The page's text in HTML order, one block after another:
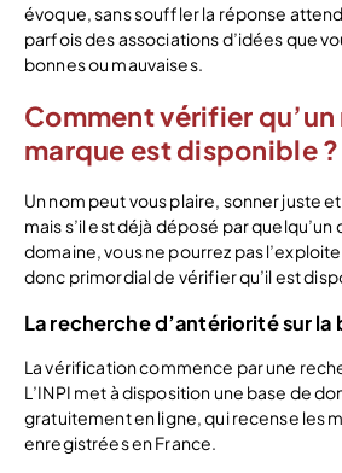
évoque, sans souffler la réponse
parfois des associations d’idées que
bonnes ou mauvaises.
Comment vérifier qu’un
marque est disponible ?
Un nom peut vous plaire, sonner juste
mais s’il est déjà déposé par quelqu’un
domaine, vous ne pourrez pas
donc primordial de vérifier qu’il est
La recherche d’antériorité sur la
La vérification commence par une
L’INPI met à disposition une base de
gratuitement en ligne, qui recense les
enregistrées en France.